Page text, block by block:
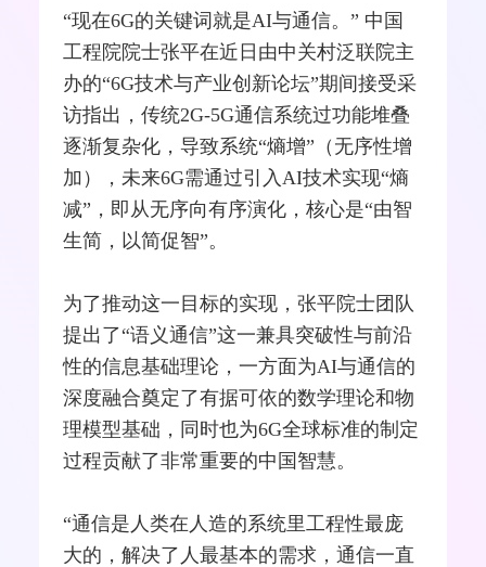
“现在6G的关键词就是AI与通信。” 中国
工程院院士张平在近日由中关村泛联院主
办的“6G技术与产业创新论坛”期间接受采
访指出，传统2G-5G通信系统过功能堆叠
逐渐复杂化，导致系统“熵增”（无序性增
加），未来6G需通过引入AI技术实现“熵
减”，即从无序向有序演化，核心是“由智
生简，以简促智”。
为了推动这一目标的实现，张平院士团队
提出了“语义通信”这一兼具突破性与前沿
性的信息基础理论，一方面为AI与通信的
深度融合奠定了有据可依的数学理论和物
理模型基础，同时也为6G全球标准的制定
过程贡献了非常重要的中国智慧。
“通信是人类在人造的系统里工程性最庞
大的，解决了人最基本的需求，通信一直